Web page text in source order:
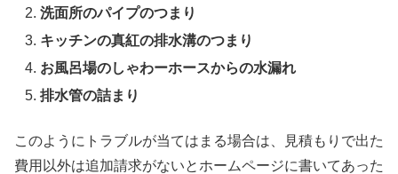
洗面所のパイプのつまり
キッチンの真紅の排水溝のつまり
お風呂場のしゃわーホースからの水漏れ
排水管の詰まり
このようにトラブルが当てはまる場合は、見積もりで出た
費用以外は追加請求がないとホームページに書いてあった